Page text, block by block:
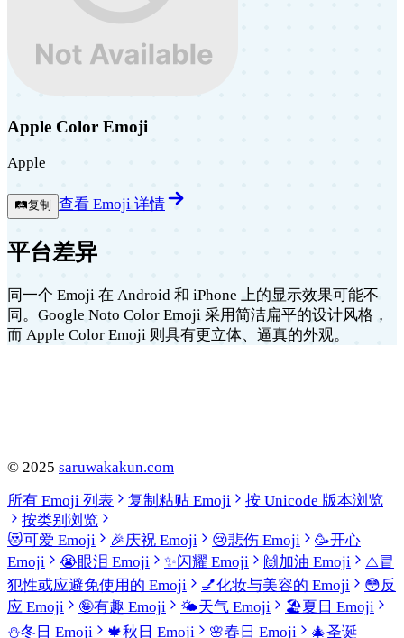
Apple Color Emoji
Apple
🛤️复制 查看 Emoji 详情
平台差异
同一个 Emoji 在 Android 和 iPhone 上的显示效果可能不
同。Google Noto Color Emoji 采用简洁扁平的设计风格，
而 Apple Color Emoji 则具有更立体、逼真的外观。
© 2025 saruwakakun.com
所有 Emoji 列表
复制粘贴 Emoji
按 Unicode 版本浏览
按类别浏览
😻可爱 Emoji 🎉庆祝 Emoji 😢悲伤 Emoji 🥳开心
Emoji
😭眼泪 Emoji ✨闪耀 Emoji 🙌 加油 Emoji ⚠️冒
犯性或应避免使用的 Emoji
💅化妆与美容的 Emoji 😳反
应 Emoji
🤪有趣 Emoji 🌤️天气 Emoji 🏖️夏日 Emoji
⛄冬日 Emoji 🍁秋日 Emoji 🌸春日 Emoji 🎄圣诞